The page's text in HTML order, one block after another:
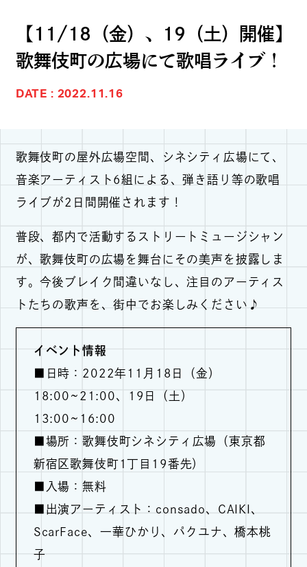
【11/18（金）、19（土）開催】
歌舞伎町の広場にて歌唱ライブ！
DATE : 2022.11.16
歌舞伎町の屋外広場空間、シネシティ広場にて、
音楽アーティスト6組による、弾き語り等の歌唱
ライブが2日間開催されます！
普段、都内で活動するストリートミュージシャン
が、歌舞伎町の広場を舞台にその美声を披露しま
す。今後ブレイク間違いなし、注目のアーティス
トたちの歌声を、街中でお楽しみください♪
イベント情報
■日時：2022年11月18日（金）
18:00~21:00、19日（土）
13:00~16:00
■場所：歌舞伎町シネシティ広場（東京都
新宿区歌舞伎町1丁⽬19番先）
■入場：無料
■出演アーティスト：consado、CAIKI、
ScarFace、一華ひかり、パクユナ、橋本桃
子